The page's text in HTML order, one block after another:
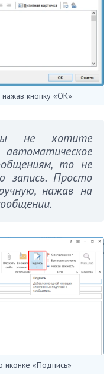
кнопку «ОК»
не хотите
то не
запись. Просто
нажав на
«Подпись»